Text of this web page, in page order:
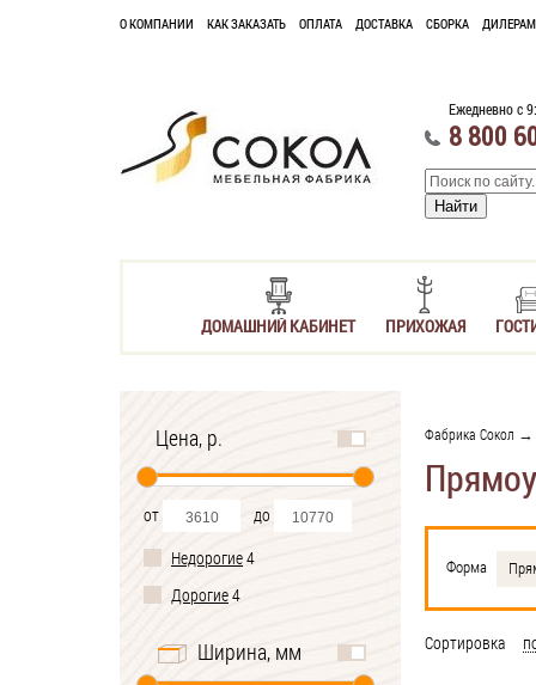
О КОМПАНИИ КАК ЗАКАЗАТЬ ОПЛАТА ДОСТАВКА СБОРКА ДИЛЕРАМ
Ежедневно с
8 800
ДОМАШНИЙ КАБИНЕТ ПРИХОЖАЯ
Цена, р.
от
до
Недорогие4
Дорогие4
Ширина, мм
Фабрика Сокол →
Форма
Сортировка